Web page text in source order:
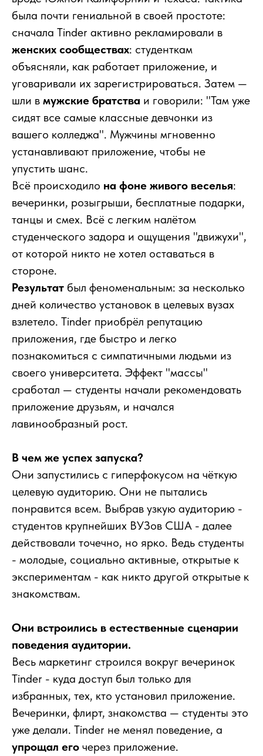
была почти гениальной в своей простоте:
сначала Tinder активно рекламировали в
женских сообществах: студенткам
объясняли, как работает приложение, и
уговаривали их зарегистрироваться. Затем —
шли в мужские братства и говорили: "Там уже
сидят все самые классные девчонки из
вашего колледжа". Мужчины мгновенно
устанавливают приложение, чтобы не
упустить шанс.
Всё происходило на фоне живого веселья:
вечеринки, розыгрыши, бесплатные подарки,
танцы и смех. Всё с легким налётом
студенческого задора и ощущения "движухи",
от которой никто не хотел оставаться в
стороне.
Результат был феноменальным: за несколько
дней количество установок в целевых вузах
взлетело. Tinder приобрёл репутацию
приложения, где быстро и легко
познакомиться с симпатичными людьми из
своего университета. Эффект "массы"
сработал — студенты начали рекомендовать
приложение друзьям, и начался
лавинообразный рост.
В чем же успех запуска?
Они запустились с гиперфокусом на чёткую
целевую аудиторию. Они не пытались
понравится всем. Выбрав узкую аудиторию -
студентов крупнейших ВУЗов США - далее
действовали точечно, но ярко. Ведь студенты
- молодые, социально активные, открытые к
экспериментам - как никто другой открытые к
знакомствам.
Они встроились в естественные сценарии
поведения аудитории.
Весь маркетинг строился вокруг вечеринок
Tinder - куда доступ был только для
избранных, тех, кто установил приложение.
Вечеринки, флирт, знакомства — студенты это
уже делали. Tinder не менял поведение, а
упрощал его через приложение.